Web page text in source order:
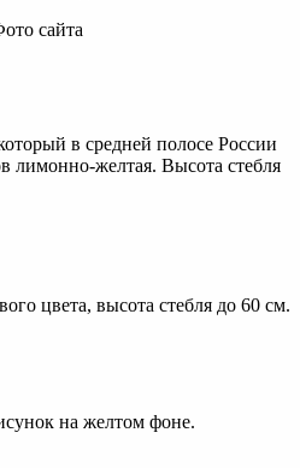
в средней полосе России
лимонно-желтая. Высота стебля
цвета, высота стебля до 60 см.
на желтом фоне.